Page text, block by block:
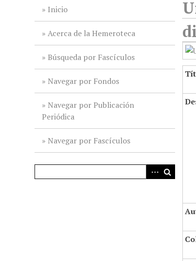
Inicio
Acerca de la Hemeroteca
Búsqueda por Fascículos
Navegar por Fondos
Navegar por Publicación
Periódica
Navegar por Fascículos